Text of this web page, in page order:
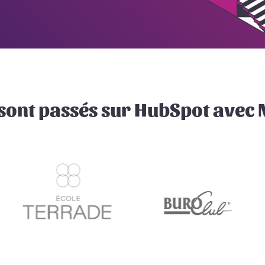
passés sur HubSpot avec